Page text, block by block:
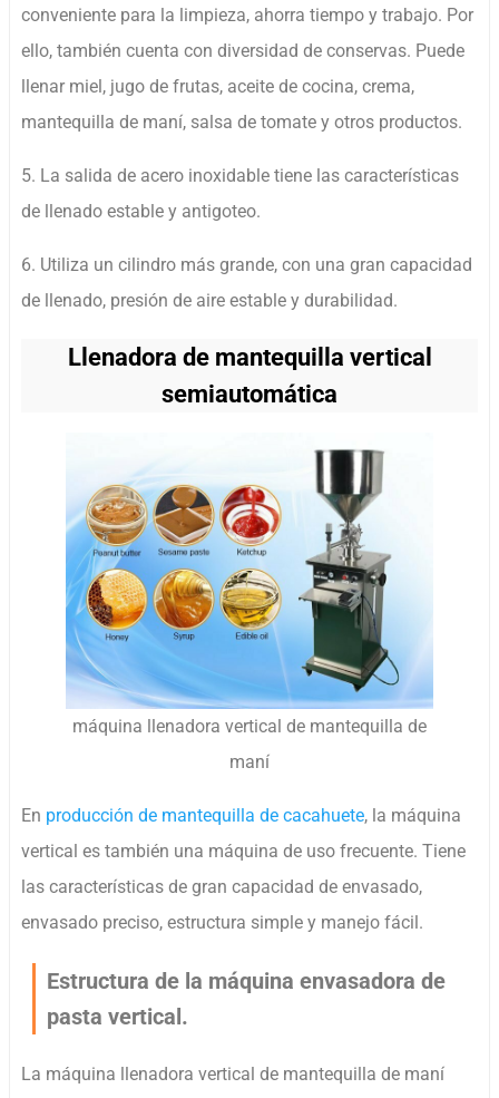
conveniente para la limpieza, ahorra tiempo y trabajo. Por
ello, también cuenta con diversidad de conservas. Puede
llenar miel, jugo de frutas, aceite de cocina, crema,
mantequilla de maní, salsa de tomate y otros productos.
5. La salida de acero inoxidable tiene las características
de llenado estable y antigoteo.
6. Utiliza un cilindro más grande, con una gran capacidad
de llenado, presión de aire estable y durabilidad.
Llenadora de mantequilla vertical
semiautomática
máquina llenadora vertical de mantequilla de
maní
En producción de mantequilla de cacahuete, la máquina
vertical es también una máquina de uso frecuente. Tiene
las características de gran capacidad de envasado,
envasado preciso, estructura simple y manejo fácil.
Estructura de la máquina envasadora de
pasta vertical.
La máquina llenadora vertical de mantequilla de maní